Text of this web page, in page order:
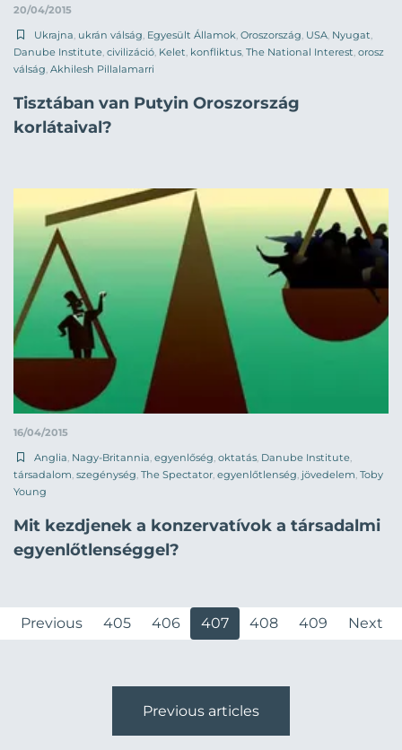
20/04/2015
Ukrajna ukrán válság Egyesült Államok Oroszország USA Nyugat
Danube Institute civilizáció Kelet konfliktus The National Interest orosz
válság Akhilesh Pillalamarri
Tisztában van Putyin Oroszország
korlátaival?
16/04/2015
Anglia, Nagy-Britannia, egyenlőség, oktatás, Danube Institute,
társadalom, szegénység, The Spectator, egyenlőtlenség, jövedelem, Toby
Young
Mit kezdjenek a konzervatívok a társadalmi
egyenlőtlenséggel?
Previous 405 406 407 408 409 Next
Previous articles